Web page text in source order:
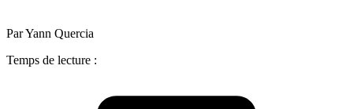
Par Yann Quercia
Temps de lecture :